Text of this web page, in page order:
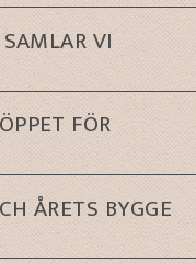
VI
FÖR
ÅRETS BYGGE